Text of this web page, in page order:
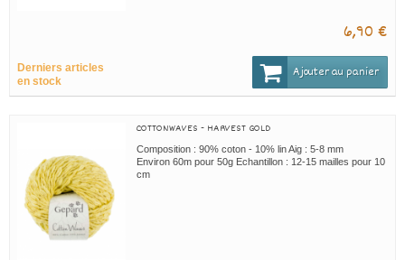
6,90 €
Derniers articles
en stock
Ajouter au panier
COTTONWAVES - HARVEST GOLD
Composition : 90% coton - 10% lin Aig : 5-8 mm
Environ 60m pour 50g Echantillon : 12-15 mailles pour 10
cm